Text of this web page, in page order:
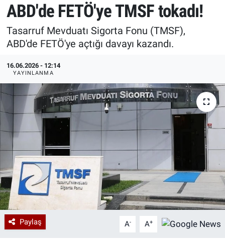
ABD'de FETÖ'ye TMSF tokadı!
Tasarruf Mevduatı Sigorta Fonu (TMSF),
ABD'de FETÖ'ye açtığı davayı kazandı.
16.06.2026 - 12:14
YAYINLANMA
Paylaş A- A+
Erişim Bilgileri
Ekonomi
Trend
Özel Haberler
Yazarlar
Erişim Bilgileri
Spor
Ekonomi
Dünya
Medya
Özel Haberler
Kadın
Erişim Bilgileri
Sağlık
Erişim Bilgileri
Tüm Manşetler
Son Dakika Haberleri
Haber Arşivi